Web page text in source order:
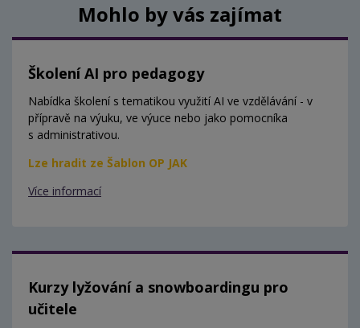
Mohlo by vás zajímat
Školení AI pro pedagogy
Nabídka školení s tematikou využití AI ve vzdělávání - v
přípravě na výuku, ve výuce nebo jako pomocníka
s administrativou.
Lze hradit ze Šablon OP JAK
Více informací
Kurzy lyžování a snowboardingu pro
učitele